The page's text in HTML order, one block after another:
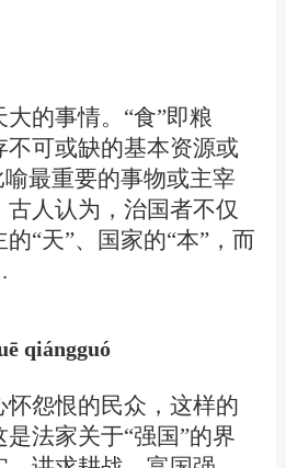
的事情。“食”即粮
可或缺的基本资源或
最重要的事物或主宰
人认为，治国者不仅
“天”、国家的“本”，而
qiángguó
怀怨恨的民众，这样的
法家关于“强国”的界